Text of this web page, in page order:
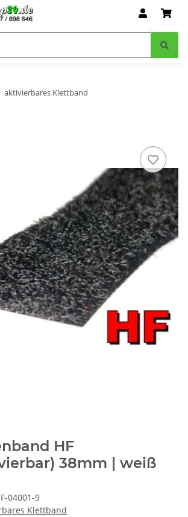
aktivierbares Klettband
HF
38mm | weiß
04001-9
Klettband